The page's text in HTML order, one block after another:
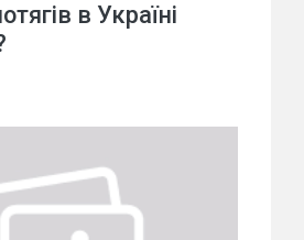
в Україні